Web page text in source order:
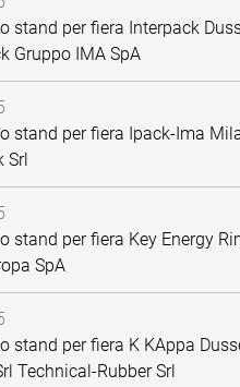
stand per fiera Interpack
Gruppo IMA SpA
stand per fiera Ipack-Ima
Srl
stand per fiera Key Energy
SpA
stand per fiera K KAppa
Technical-Rubber Srl